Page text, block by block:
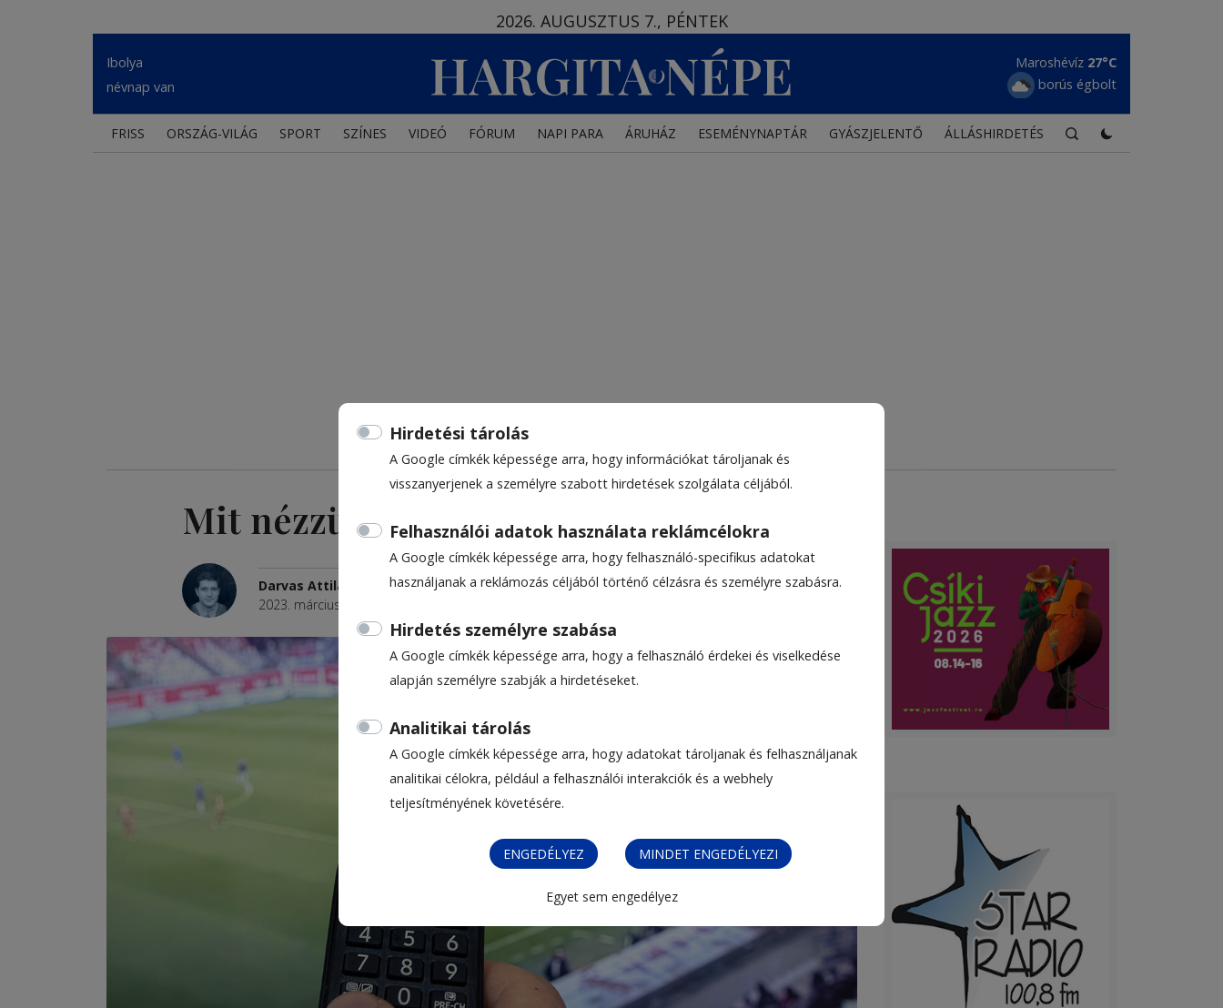
Hirdetési tárolás
A Google címkék képessége arra, hogy információkat tároljanak és
visszanyerjenek a személyre szabott hirdetések szolgálata céljából.
Felhasználói adatok használata reklámcélokra
A Google címkék képessége arra, hogy felhasználó-specifikus adatokat
használjanak a reklámozás céljából történő célzásra és személyre szabásra.
Hirdetés személyre szabása
A Google címkék képessége arra, hogy a felhasználó érdekei és viselkedése
alapján személyre szabják a hirdetéseket.
Analitikai tárolás
A Google címkék képessége arra, hogy adatokat tároljanak és felhasználjanak
analitikai célokra, például a felhasználói interakciók és a webhely
teljesítményének követésére.
ENGEDÉLYEZ MINDET ENGEDÉLYEZI
Egyet sem engedélyez
2026. AUGUSZTUS 7., PÉNTEK
Ibolya
névnap van
Maroshévíz 27°C
borús égbolt
FRISS ORSZÁG-VILÁG SPORT SZÍNES VIDEÓ FÓRUM NAPI PARA ÁRUHÁZ ESEMÉNYNAPTÁR GYÁSZJELENTŐ ÁLLÁSHIRDETÉS
Mit nézzünk a tévében?
Darvas Attila
2023. március 30., 9:35